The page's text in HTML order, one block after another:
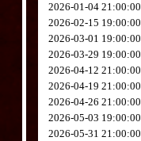
2026-01-04 21:00:00
2026-02-15 19:00:00
2026-03-01 19:00:00
2026-03-29 19:00:00
2026-04-12 21:00:00
2026-04-19 21:00:00
2026-04-26 21:00:00
2026-05-03 19:00:00
2026-05-31 21:00:00